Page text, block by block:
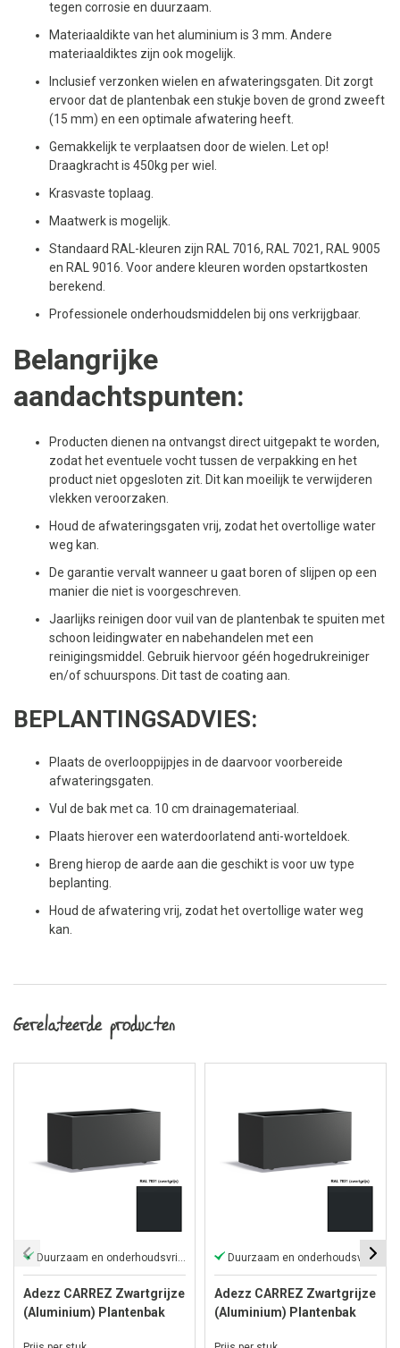
tegen corrosie en duurzaam.
Materiaaldikte van het aluminium is 3 mm. Andere
materiaaldiktes zijn ook mogelijk.
Inclusief verzonken wielen en afwateringsgaten. Dit zorgt
ervoor dat de plantenbak een stukje boven de grond zweeft
(15 mm) en een optimale afwatering heeft.
Gemakkelijk te verplaatsen door de wielen. Let op!
Draagkracht is 450kg per wiel.
Krasvaste toplaag.
Maatwerk is mogelijk.
Standaard RAL-kleuren zijn RAL 7016, RAL 7021, RAL 9005
en RAL 9016. Voor andere kleuren worden opstartkosten
berekend.
Professionele onderhoudsmiddelen bij ons verkrijgbaar.
Belangrijke
aandachtspunten:
Producten dienen na ontvangst direct uitgepakt te worden,
zodat het eventuele vocht tussen de verpakking en het
product niet opgesloten zit. Dit kan moeilijk te verwijderen
vlekken veroorzaken.
Houd de afwateringsgaten vrij, zodat het overtollige water
weg kan.
De garantie vervalt wanneer u gaat boren of slijpen op een
manier die niet is voorgeschreven.
Jaarlijks reinigen door vuil van de plantenbak te spuiten met
schoon leidingwater en nabehandelen met een
reinigingsmiddel. Gebruik hiervoor géén hogedrukreiniger
en/of schuurspons. Dit tast de coating aan.
BEPLANTINGSADVIES:
Plaats de overlooppijpjes in de daarvoor voorbereide
afwateringsgaten.
Vul de bak met ca. 10 cm drainagemateriaal.
Plaats hierover een waterdoorlatend anti-worteldoek.
Breng hierop de aarde aan die geschikt is voor uw type
beplanting.
Houd de afwatering vrij, zodat het overtollige water weg
kan.
Gerelateerde producten
Duurzaam en onderhoudsvriendelijk
Adezz CARREZ Zwartgrijze
(Aluminium) Plantenbak
Duurzaam en onderhoudsvriendelijk
Adezz CARREZ Zwartgrijze
(Aluminium) Plantenbak